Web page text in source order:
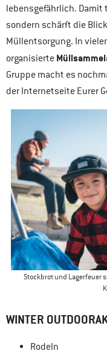
lebensgefährlich. Damit
sondern schärft die
Müllentsorgung. In
organisierte
Gruppe macht es
der Internetseite Eurer
Stockbrot und Lagerfeuer
WINTER
Rodeln